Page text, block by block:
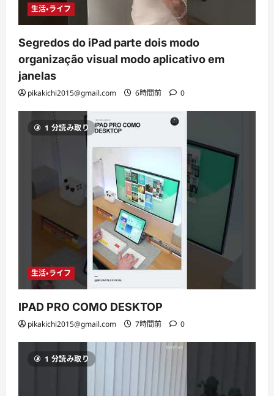
生活・ライフ
Segredos do iPad parte dois modo
organização visual modo aplicativo em
janelas
pikakichi2015@gmail.com 6時間前 0
1 分読み取り
生活・ライフ
IPAD PRO COMO DESKTOP
pikakichi2015@gmail.com 7時間前 0
1 分読み取り